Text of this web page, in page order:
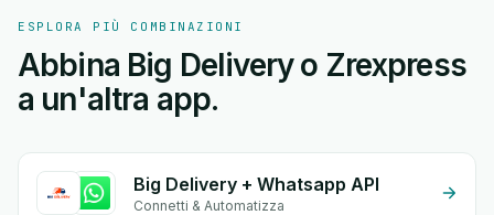
ESPLORA PIÙ COMBINAZIONI
Abbina Big Delivery o Zrexpress
a un'altra app.
Big Delivery + Whatsapp API
Connetti & Automatizza